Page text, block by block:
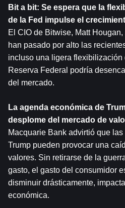
Bit a bit: Se espera que la
de la Fed impulse el
El CIO de Bitwise, Matt
han pasado por alto las
incluso una ligera flexibilización
Reserva Federal podría
del mercado.
La agenda económica de
desplome del mercado de
Macquarie Bank advirtió que
Trump pueden provocar una
valores. Sin retirarse de la
gasto, el gasto del consumidor
disminuir drásticamente,
económica.